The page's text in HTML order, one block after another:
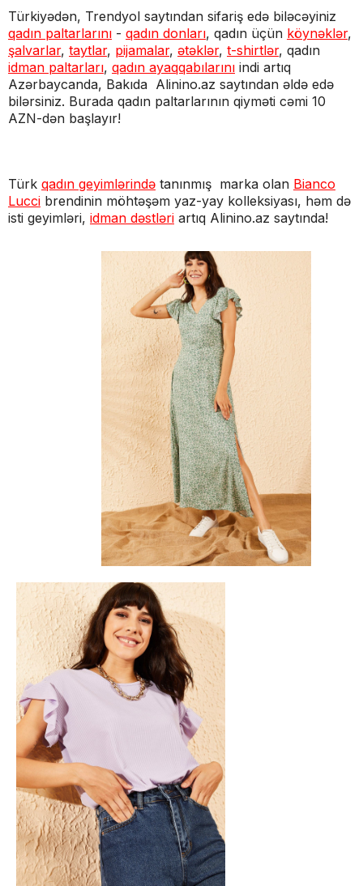
Türkiyədən, Trendyol saytından sifariş edə biləcəyiniz
qadın paltarlarını - qadın donları, qadın üçün köynəklər,
şalvarlar, taytlar, pijamalar, ətəklər, t-shirtlər, qadın
idman paltarları, qadın ayaqqabılarını indi artıq
Azərbaycanda, Bakıda Alinino.az saytından əldə edə
bilərsiniz. Burada qadın paltarlarının qiyməti cəmi 10
AZN-dən başlayır!
Türk qadın geyimlərində tanınmış marka olan Bianco
Lucci brendinin möhtəşəm yaz-yay kolleksiyası, həm də
isti geyimləri, idman dəstləri artıq Alinino.az saytında!